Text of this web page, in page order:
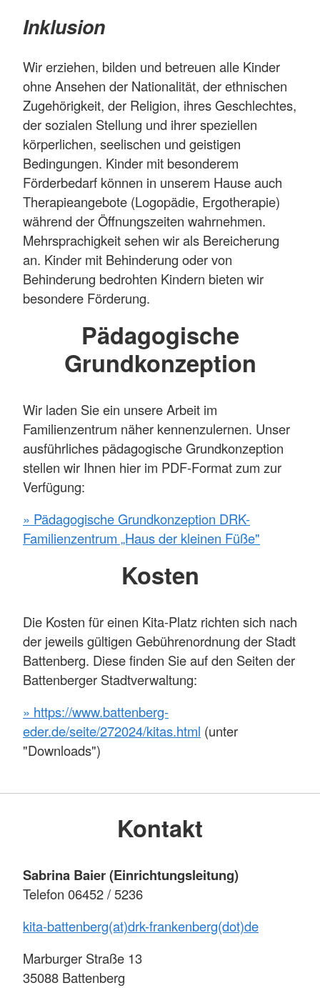
Inklusion
Wir erziehen, bilden und betreuen alle Kinder
ohne Ansehen der Nationalität, der ethnischen
Zugehörigkeit, der Religion, ihres Geschlechtes,
der sozialen Stellung und ihrer speziellen
körperlichen, seelischen und geistigen
Bedingungen. Kinder mit besonderem
Förderbedarf können in unserem Hause auch
Therapieangebote (Logopädie, Ergotherapie)
während der Öffnungszeiten wahrnehmen.
Mehrsprachigkeit sehen wir als Bereicherung
an. Kinder mit Behinderung oder von
Behinderung bedrohten Kindern bieten wir
besondere Förderung.
Pädagogische
Grundkonzeption
Wir laden Sie ein unsere Arbeit im
Familienzentrum näher kennenzulernen. Unser
ausführliches pädagogische Grundkonzeption
stellen wir Ihnen hier im PDF-Format zum zur
Verfügung:
» Pädagogische Grundkonzeption DRK-
Familienzentrum „Haus der kleinen Füße"
Kosten
Die Kosten für einen Kita-Platz richten sich nach
der jeweils gültigen Gebührenordnung der Stadt
Battenberg. Diese finden Sie auf den Seiten der
Battenberger Stadtverwaltung:
» https://www.battenberg-
eder.de/seite/272024/kitas.html (unter
"Downloads")
Kontakt
Sabrina Baier (Einrichtungsleitung)
Telefon 06452 / 5236
kita-battenberg(at)drk-frankenberg(dot)de
Marburger Straße 13
35088 Battenberg